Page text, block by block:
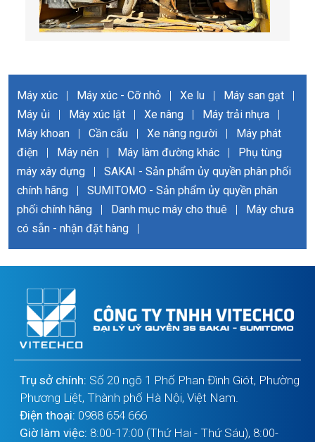
Máy xúc | Máy xúc - Cỡ nhỏ | Xe lu | Máy san gạt
|
Máy ủi
| Máy xúc lật | Xe nâng | Máy trải nhựa
|
Máy khoan
| Cần cẩu | Xe nâng người |
Máy phát
điện
| Máy nén | Máy làm đường khác |
Phụ tùng
máy xây dựng
|
SAKAI - Sản phẩm ủy quyền phân phối
chính hãng
|
SUMITOMO - Sản phẩm ủy quyền phân
phối chính hãng
| Danh mục máy cho thuê |
Máy chưa
có sẵn - nhận đặt hàng
|
Trụ sở chính: Số 20 ngõ 1 Phố Phan Đình Giót, Phường
Phương Liệt, Thành phố Hà Nội, Việt Nam.
Điện thoại: 0988 654 666
Giờ làm việc: 8:00-17:00 (Thứ Hai - Thứ Sáu), 8:00-